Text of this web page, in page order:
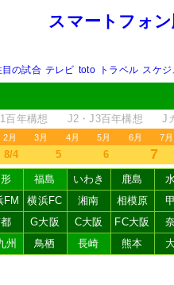
スマートフォ
目の試合 テレビ toto トラベル スケ
百年構想 J2・J3百年構想 J
2月 3月 4月 5月 6月 7月
8/4 5 6 7
福島 いわき 鹿島
FM 横浜FC 湘南 相模原
G大阪 C大阪 FC大阪
州 鳥栖 長崎 熊本